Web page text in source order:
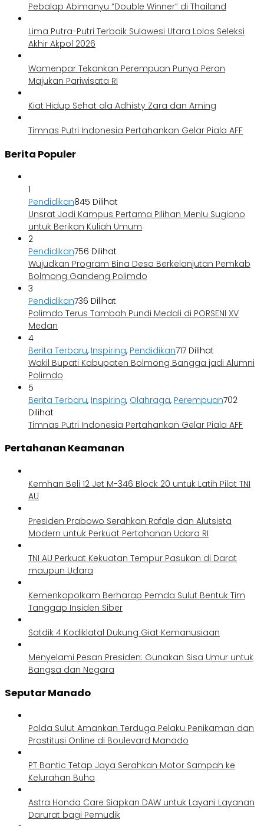
Pebalap Abimanyu “Double Winner” di Thailand
Lima Putra-Putri Terbaik Sulawesi Utara Lolos Seleksi
Akhir Akpol 2026
Wamenpar Tekankan Perempuan Punya Peran
Majukan Pariwisata RI
Kiat Hidup Sehat ala Adhisty Zara dan Aming
Timnas Putri Indonesia Pertahankan Gelar Piala AFF
Berita Populer
1
Pendidikan845 Dilihat
Unsrat Jadi Kampus Pertama Pilihan Menlu Sugiono
untuk Berikan Kuliah Umum
2
Pendidikan756 Dilihat
Wujudkan Program Bina Desa Berkelanjutan Pemkab
Bolmong Gandeng Polimdo
3
Pendidikan736 Dilihat
Polimdo Terus Tambah Pundi Medali di PORSENI XV
Medan
4
Berita Terbaru, Inspiring, Pendidikan717 Dilihat
Wakil Bupati Kabupaten Bolmong Bangga jadi Alumni
Polimdo
5
Berita Terbaru, Inspiring, Olahraga, Perempuan702
Dilihat
Timnas Putri Indonesia Pertahankan Gelar Piala AFF
Pertahanan Keamanan
Kemhan Beli 12 Jet M-346 Block 20 untuk Latih Pilot TNI
AU
Presiden Prabowo Serahkan Rafale dan Alutsista
Modern untuk Perkuat Pertahanan Udara RI
TNI AU Perkuat Kekuatan Tempur Pasukan di Darat
maupun Udara
Kemenkopolkam Berharap Pemda Sulut Bentuk Tim
Tanggap Insiden Siber
Satdik 4 Kodiklatal Dukung Giat Kemanusiaan
Menyelami Pesan Presiden: Gunakan Sisa Umur untuk
Bangsa dan Negara
Seputar Manado
Polda Sulut Amankan Terduga Pelaku Penikaman dan
Prostitusi Online di Boulevard Manado
PT Bantic Tetap Jaya Serahkan Motor Sampah ke
Kelurahan Buha
Astra Honda Care Siapkan DAW untuk Layani Layanan
Darurat bagi Pemudik